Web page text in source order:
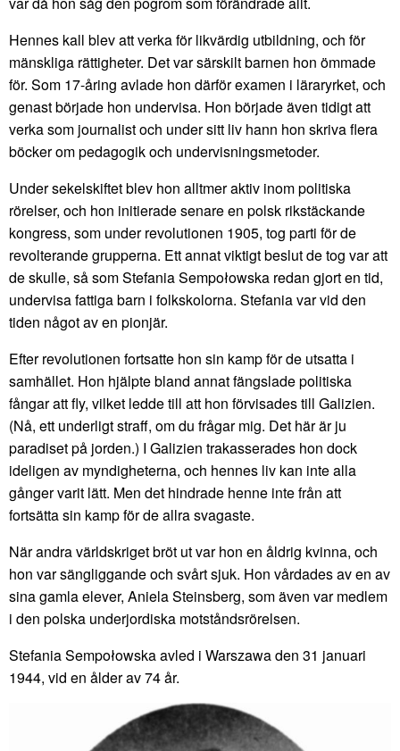
Hennes kall blev att verka för likvärdig utbildning, och för
mänskliga rättigheter. Det var särskilt barnen hon ömmade
för. Som 17-åring avlade hon därför examen i läraryrket, och
genast började hon undervisa. Hon började även tidigt att
verka som journalist och under sitt liv hann hon skriva flera
böcker om pedagogik och undervisningsmetoder.
Under sekelskiftet blev hon alltmer aktiv inom politiska
rörelser, och hon initierade senare en polsk rikstäckande
kongress, som under revolutionen 1905, tog parti för de
revolterande grupperna. Ett annat viktigt beslut de tog var att
de skulle, så som Stefania Sempołowska redan gjort en tid,
undervisa fattiga barn i folkskolorna. Stefania var vid den
tiden något av en pionjär.
Efter revolutionen fortsatte hon sin kamp för de utsatta i
samhället. Hon hjälpte bland annat fängslade politiska
fångar att fly, vilket ledde till att hon förvisades till Galizien.
(Nå, ett underligt straff, om du frågar mig. Det här är ju
paradiset på jorden.) I Galizien trakasserades hon dock
ideligen av myndigheterna, och hennes liv kan inte alla
gånger varit lätt. Men det hindrade henne inte från att
fortsätta sin kamp för de allra svagaste.
När andra världskriget bröt ut var hon en åldrig kvinna, och
hon var sängliggande och svårt sjuk. Hon vårdades av en av
sina gamla elever, Aniela Steinsberg, som även var medlem
i den polska underjordiska motståndsrörelsen.
Stefania Sempołowska avled i Warszawa den 31 januari
1944, vid en ålder av 74 år.